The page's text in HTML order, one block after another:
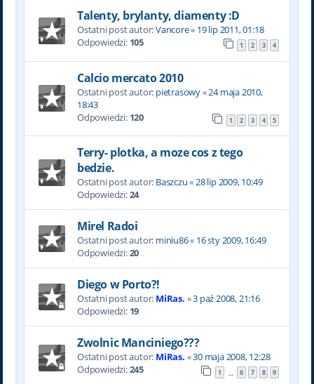
Talenty, brylanty, diamenty :D
Ostatni post autor:Vancore« 19 lip 2011, 01:18
Odpowiedzi: 105 1 2 3 4
Calcio mercato 2010
Ostatni post autor: pietrasowy«24 maja 2010,
18:43
Odpowiedzi: 120 1 2 3 4 5
Terry- plotka, a moze cos z tego
bedzie.
Ostatni post autor: Baszczu«28 lip 2009, 10:49
Odpowiedzi:24
Mirel Radoi
Ostatni post autor: miniu86« 16 sty 2009, 16:49
Odpowiedzi:20
Diego w Porto?!
Ostatni post autor: MiRas. «3 paź 2008, 21:16
Odpowiedzi: 19
Zwolnic Manciniego???
Ostatni post autor: MiRas. «30 maja 2008, 12:28
Odpowiedzi:245 1 6 7 8 9